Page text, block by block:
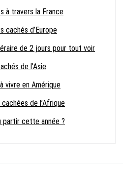
à travers la France
cachés d’Europe
de 2 jours pour tout voir
de l’Asie
vivre en Amérique
de l’Afrique
partir cette année ?